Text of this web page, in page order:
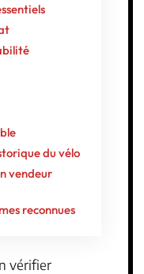
du vélo
vendeur
reconnues
vérifier